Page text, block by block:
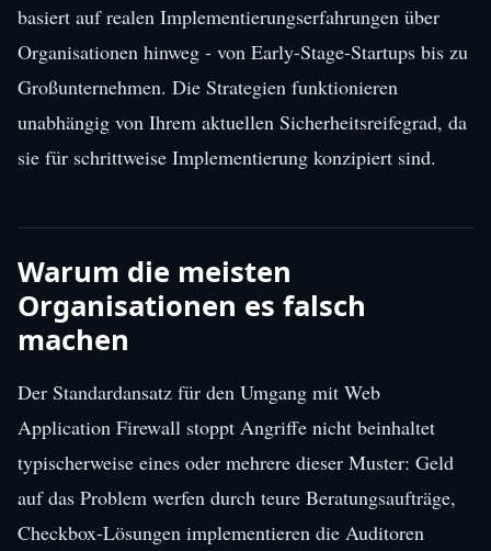
basiert auf realen Implementierungserfahrungen über
Organisationen hinweg - von Early-Stage-Startups bis zu
Großunternehmen. Die Strategien funktionieren
unabhängig von Ihrem aktuellen Sicherheitsreifegrad, da
sie für schrittweise Implementierung konzipiert sind.
Warum die meisten
Organisationen es falsch
machen
Der Standardansatz für den Umgang mit Web
Application Firewall stoppt Angriffe nicht beinhaltet
typischerweise eines oder mehrere dieser Muster: Geld
auf das Problem werfen durch teure Beratungsaufträge,
Checkbox-Lösungen implementieren die Auditoren